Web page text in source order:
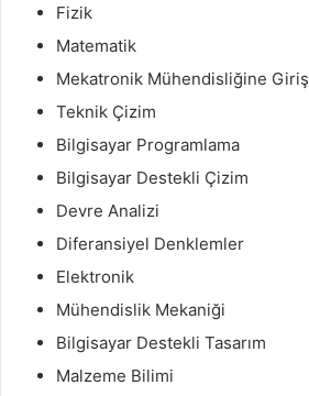
Fizik
Matematik
Mekatronik Mühendisliğine Giriş
Teknik Çizim
Bilgisayar Programlama
Bilgisayar Destekli Çizim
Devre Analizi
Diferansiyel Denklemler
Elektronik
Mühendislik Mekaniği
Bilgisayar Destekli Tasarım
Malzeme Bilimi